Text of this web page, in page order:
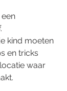
kind moeten
en tricks
waar